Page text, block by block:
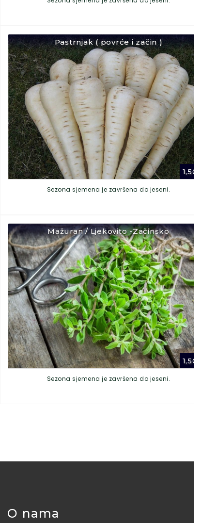
Pastrnjak ( povrće i začin )
1,50
Sezona sjemena je završena do jeseni.
Mažuran / Ljekovito -Začinsko
1,50
Sezona sjemena je završena do jeseni.
O nama